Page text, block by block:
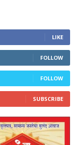
LIKE
FOLLOW
FOLLOW
SUBSCRIBE